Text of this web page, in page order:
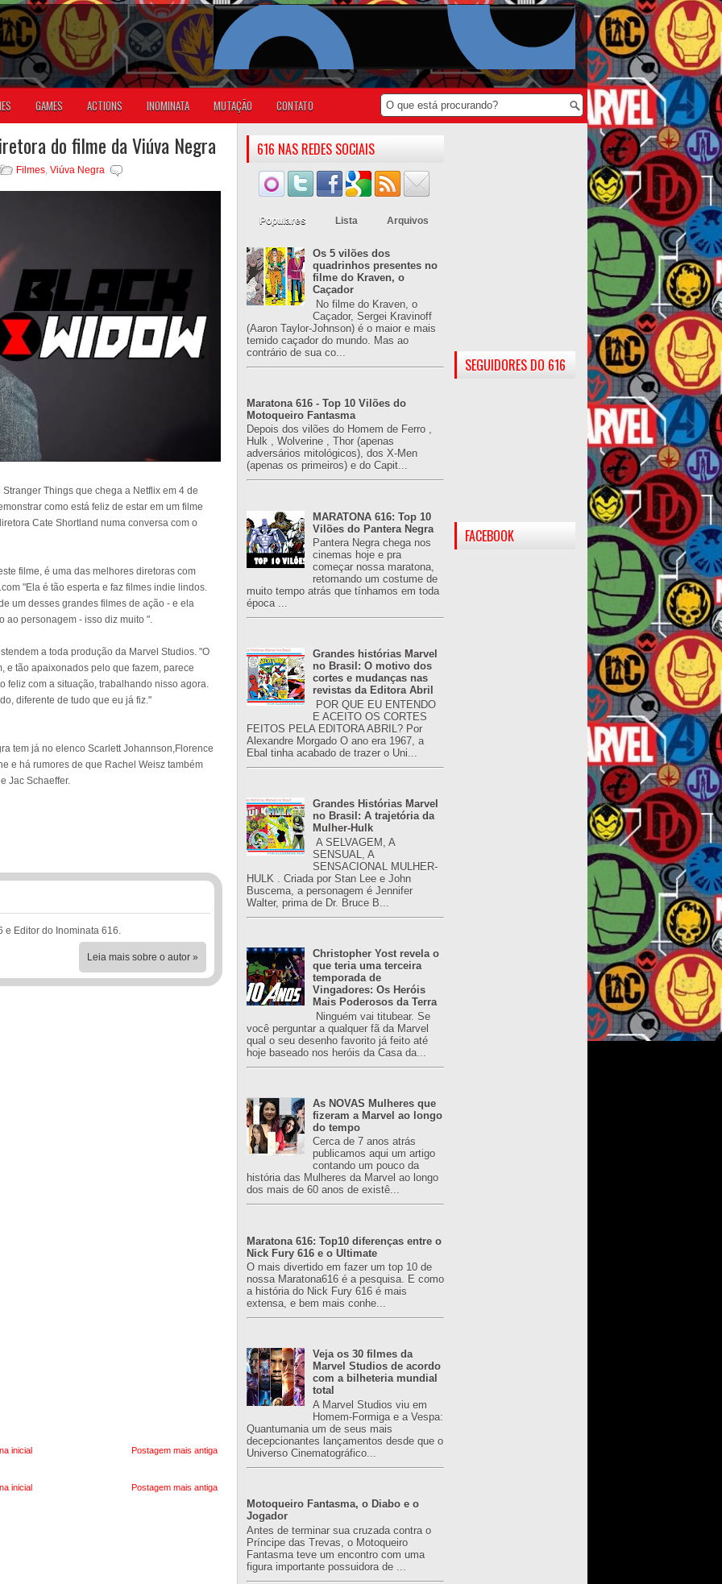
GAMES ACTIONS INOMINATA MUTAÇÃO CONTATO
do filme da Viúva Negra
Filmes, Viúva Negra
Things que chega a Netflix em 4 de
como está feliz de estar em um filme
Cate Shortland numa conversa com o
filme, é uma das melhores diretoras com
"Ela é tão esperta e faz filmes indie lindos.
um desses grandes filmes de ação - e ela
ao personagem - isso diz muito ".
a toda produção da Marvel Studios. "O
e tão apaixonados pelo que fazem, parece
feliz com a situação, trabalhando nisso agora.
diferente de tudo que eu já fiz."
tem já no elenco Scarlett Johannson,Florence
e há rumores de que Rachel Weisz também
Jac Schaeffer.
e Editor do Inominata 616.
Leia mais sobre o autor »
Postagem mais antiga
inicial
Postagem mais antiga
inicial
616 NAS REDES SOCIAIS
Populares Lista Arquivos
Os 5 vilões dos
quadrinhos presentes no
filme do Kraven, o
Caçador
No filme do Kraven, o
Caçador, Sergei Kravinoff
(Aaron Taylor-Johnson) é o maior e mais
temido caçador do mundo. Mas ao
contrário de sua co...
Maratona 616 - Top 10 Vilões do
Motoqueiro Fantasma
Depois dos vilões do Homem de Ferro ,
Hulk , Wolverine , Thor (apenas
adversários mitológicos), dos X-Men
(apenas os primeiros) e do Capit...
MARATONA 616: Top 10
Vilões do Pantera Negra
Pantera Negra chega nos
cinemas hoje e pra
começar nossa maratona,
retomando um costume de
muito tempo atrás que tínhamos em toda
época ...
Grandes histórias Marvel
no Brasil: O motivo dos
cortes e mudanças nas
revistas da Editora Abril
POR QUE EU ENTENDO
E ACEITO OS CORTES
FEITOS PELA EDITORA ABRIL? Por
Alexandre Morgado O ano era 1967, a
Ebal tinha acabado de trazer o Uni...
Grandes Histórias Marvel
no Brasil: A trajetória da
Mulher-Hulk
A SELVAGEM, A
SENSUAL, A
SENSACIONAL MULHER-
HULK . Criada por Stan Lee e John
Buscema, a personagem é Jennifer
Walter, prima de Dr. Bruce B...
Christopher Yost revela o
que teria uma terceira
temporada de
Vingadores: Os Heróis
Mais Poderosos da Terra
Ninguém vai titubear. Se
você perguntar a qualquer fã da Marvel
qual o seu desenho favorito já feito até
hoje baseado nos heróis da Casa da...
As NOVAS Mulheres que
fizeram a Marvel ao longo
do tempo
Cerca de 7 anos atrás
publicamos aqui um artigo
contando um pouco da
história das Mulheres da Marvel ao longo
dos mais de 60 anos de existê...
Maratona 616: Top10 diferenças entre o
Nick Fury 616 e o Ultimate
O mais divertido em fazer um top 10 de
nossa Maratona616 é a pesquisa. E como
a história do Nick Fury 616 é mais
extensa, e bem mais conhe...
Veja os 30 filmes da
Marvel Studios de acordo
com a bilheteria mundial
total
A Marvel Studios viu em
Homem-Formiga e a Vespa:
Quantumania um de seus mais
decepcionantes lançamentos desde que o
Universo Cinematográfico...
Motoqueiro Fantasma, o Diabo e o
Jogador
Antes de terminar sua cruzada contra o
Príncipe das Trevas, o Motoqueiro
Fantasma teve um encontro com uma
figura importante possuidora de ...
SEGUIDORES DO 616
FACEBOOK